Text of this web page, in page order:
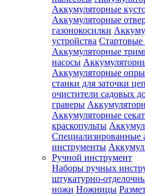
Аккумуляторные
Аккумуляторные
газонокосилки
устройства
Аккумуляторные
насосы
Аккумуляторные
станки для заточки
очистители садовых
граверы
Аккумуляторные
краскопульты
Специализированные
инструменты
Ручной инструмент
Наборы ручных
штукатурно-
ножи Ножницы